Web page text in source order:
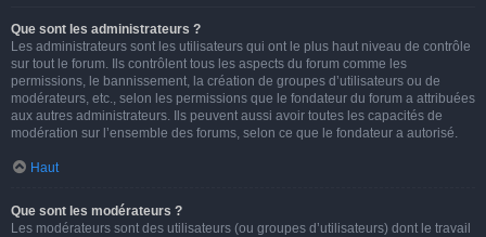
Que sont les administrateurs ?
Les administrateurs sont les utilisateurs qui ont le plus haut niveau de contrôle
sur tout le forum. Ils contrôlent tous les aspects du forum comme les
permissions, le bannissement, la création de groupes d’utilisateurs ou de
modérateurs, etc., selon les permissions que le fondateur du forum a attribuées
aux autres administrateurs. Ils peuvent aussi avoir toutes les capacités de
modération sur l’ensemble des forums, selon ce que le fondateur a autorisé.
Haut
Que sont les modérateurs ?
Les modérateurs sont des utilisateurs (ou groupes d’utilisateurs) dont le travail